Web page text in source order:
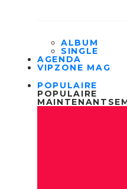
ALBUM
SINGLE
AGENDA
VIPZONE MAG
POPULAIRE
POPULAIRE
MAINTENANT